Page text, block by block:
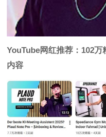
YouTube网红推荐：102
内容